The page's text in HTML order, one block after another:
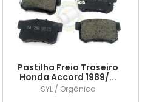
Pastilha Freio Traseiro
Honda Accord 1989/...
Civic 1.8 2006/...
SYL / Orgânica